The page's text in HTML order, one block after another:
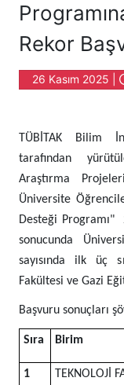
Rekor
26 Kasım 2025 |
TÜBİTAK Bilim
tarafından
Araştırma
Üniversite
Desteği Programı"
sonucunda
sayısında ilk üç
Fakültesi ve Gazi
Başvuru sonuçları
Sıra Birim
1 TEKNOLOJİ